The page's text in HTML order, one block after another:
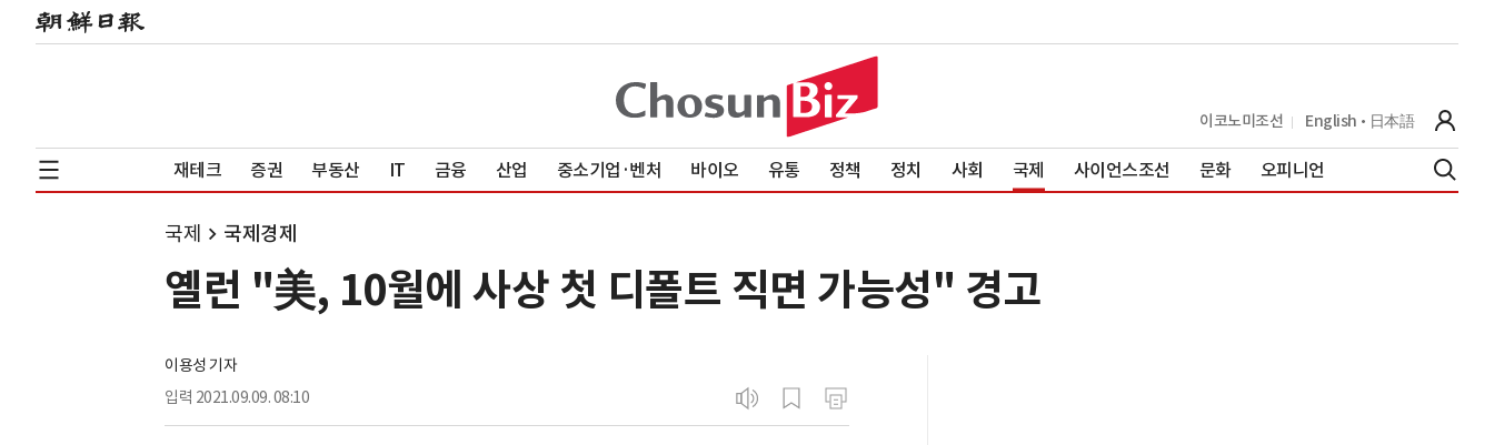
이코노미조선 English 日本語
재테크 증권 부동산 IT 금융 산업 중소기업·벤처 바이오 유통 정책 정치 사회 국제 사이언스조선 문화 오피니언
국제 국제경제
옐런 "美, 10월에 사상 첫 디폴트 직면 가능성" 경고
이용성 기자
입력 2021.09.09. 08:10